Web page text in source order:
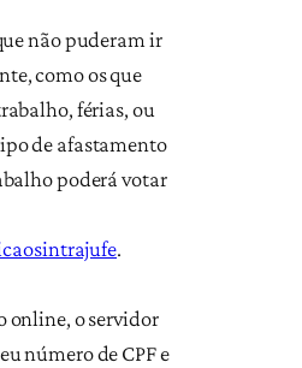
não puderam ir
como os que
férias, ou
de afastamento
poderá votar
.
online, o servidor
número de CPF e